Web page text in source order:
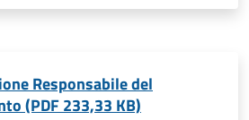
Responsabile del
(PDF 233,33 KB)